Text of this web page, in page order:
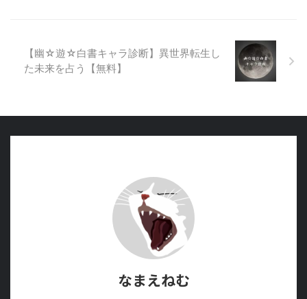
【幽☆遊☆白書キャラ診断】異世界転生し
た未来を占う【無料】
なまえねむ